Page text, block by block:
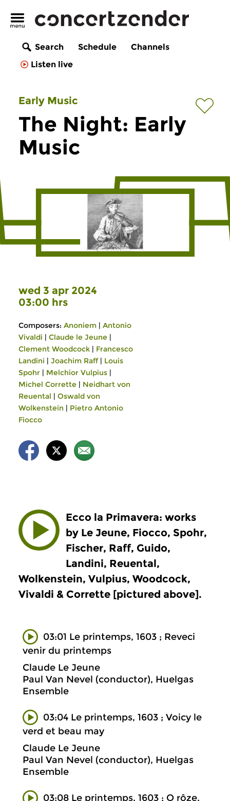
Search Schedule
Channels
Listen live
Early Music
The Night: Early
Music
wed 3 apr 2024
03:00 hrs
Composers: Anoniem | Antonio
Vivaldi | Claude le Jeune |
Clement Woodcock | Francesco
Landini | Joachim Raff| Louis
Spohr | Melchior Vulpius |
Michel Corrette | Neidhart von
Reuental | Oswald von
Wolkenstein | Pietro Antonio
Fiocco
Ecco la Primavera: works
by Le Jeune, Fiocco, Spohr,
Fischer, Raff, Guido,
Landini, Reuental,
Wolkenstein, Vulpius, Woodcock,
Vivaldi & Corrette [pictured above].
03:01 Le printemps, 1603 ; Reveci
venir du printemps
Claude Le Jeune
Paul Van Nevel (conductor), Huelgas
Ensemble
03:04 Le printemps, 1603 ; Voicy le
verd et beau may
Claude Le Jeune
Paul Van Nevel (conductor), Huelgas
Ensemble
03:08 Le printemps, 1603 ; O rôze,